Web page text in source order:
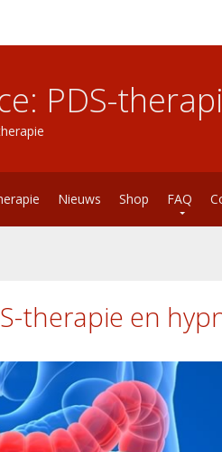
PDS-
Nieuws Shop FAQ
therapie en